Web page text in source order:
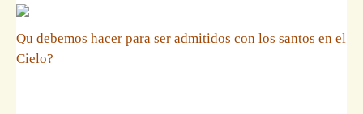
Qu debemos hacer para ser admitidos con los santos en el
Cielo?